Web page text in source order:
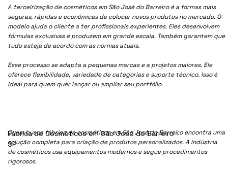
A terceirização de cosméticos em São José do Barreiro é a formas mais
seguras, rápidas e econômicas de colocar novos produtos no mercado. O
modelo ajuda o cliente a ter profissionais experientes. Eles desenvolvem
fórmulas exclusivas e produzem em grande escala. Também garantem que
tudo esteja de acordo com as normas atuais.
Esse processo se adapta a pequenas marcas e a projetos maiores. Ele
oferece flexibilidade, variedade de categorias e suporte técnico. Isso é
ideal para quem quer lançar ou ampliar seu portfólio.
Quem busca fábrica de cosméticos em São José do Barreiro encontra uma
solução completa para criação de produtos personalizados. A indústria
de cosméticos usa equipamentos modernos e segue procedimentos
rigorosos.
Fábrica de Cosméticos em São José do Barreiro -
SP